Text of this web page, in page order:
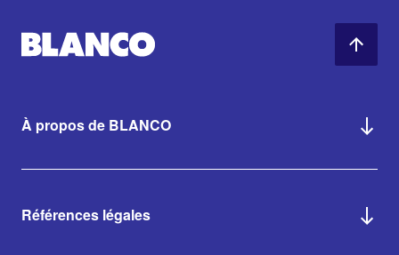
À propos de BLANCO
Références légales